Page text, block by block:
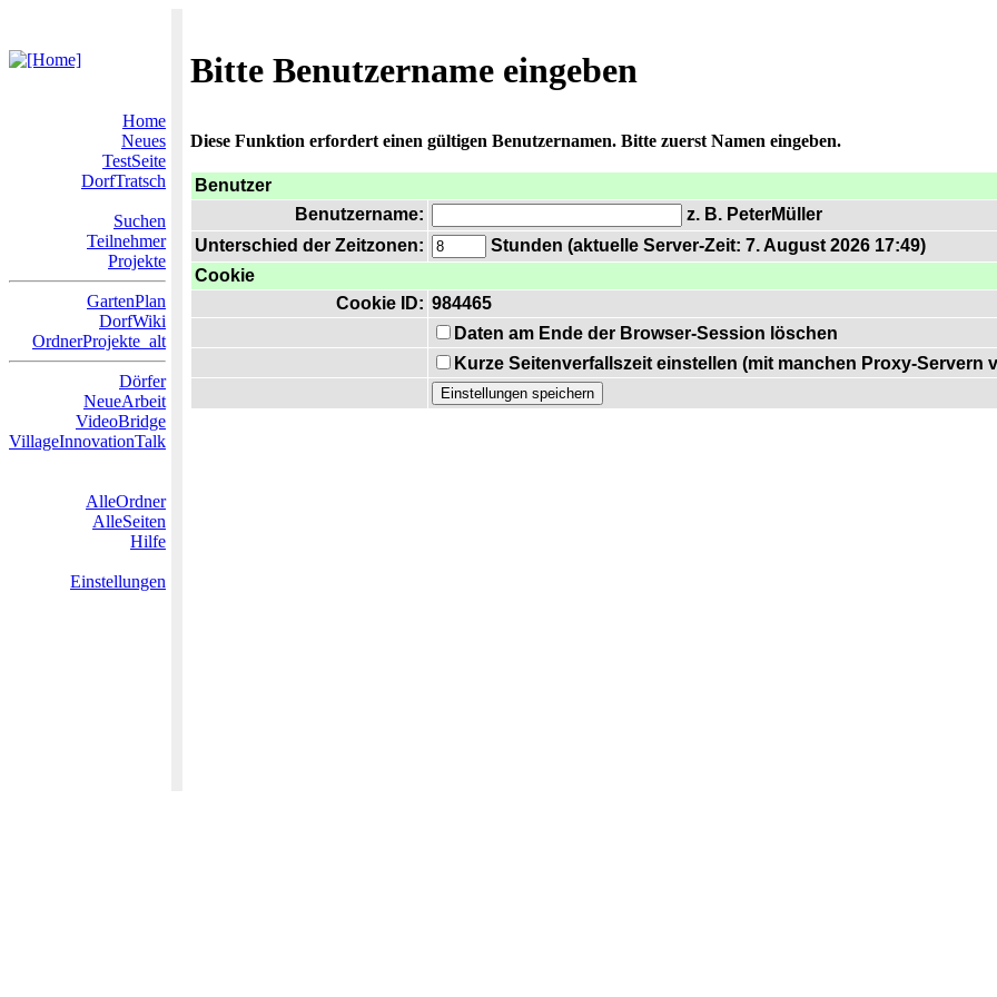
Bitte Benutzername eingeben
Home
Neues
TestSeite
DorfTratsch
Suchen
Teilnehmer
Projekte
GartenPlan
DorfWiki
OrdnerProjekte_alt
Dörfer
NeueArbeit
VideoBridge
VillageInnovationTalk
AlleOrdner
AlleSeiten
Hilfe
Einstellungen
Diese Funktion erfordert einen gültigen Benutzernamen. Bitte zuerst Namen eingeben.
Benutzer
Benutzername:
z. B. PeterMüller
Unterschied der Zeitzonen:
Stunden (aktuelle Server-Zeit: 7. August 2026 17:49)
Cookie
Cookie ID: 984465
Daten am Ende der Browser-Session löschen
Kurze Seitenverfallszeit einstellen (mit manchen Proxy-Servern